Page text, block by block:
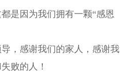
是因为我们拥有一颗“感恩
，感谢我们的家人，感谢我
败的人！